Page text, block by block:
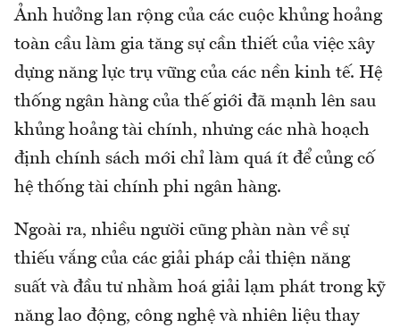
Ảnh hưởng lan rộng của các cuộc khủng hoảng
toàn cầu làm gia tăng sự cần thiết của việc xây
dựng năng lực trụ vững của các nền kinh tế. Hệ
thống ngân hàng của thế giới đã mạnh lên sau
khủng hoảng tài chính, nhưng các nhà hoạch
định chính sách mới chỉ làm quá ít để củng cố
hệ thống tài chính phi ngân hàng.
Ngoài ra, nhiều người cũng phàn nàn về sự
thiếu vắng của các giải pháp cải thiện năng
suất và đầu tư nhằm hoá giải lạm phát trong kỹ
năng lao động, công nghệ và nhiên liệu thay